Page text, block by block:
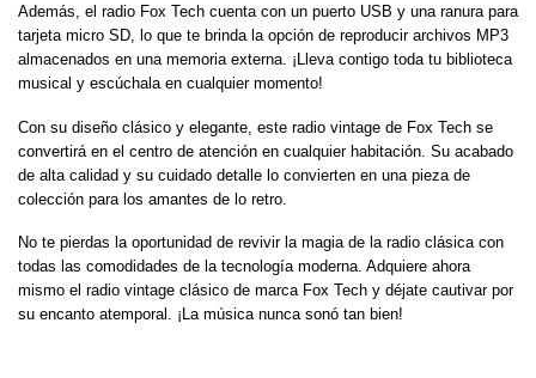
Además, el radio Fox Tech cuenta con un puerto USB y una ranura para
tarjeta micro SD, lo que te brinda la opción de reproducir archivos MP3
almacenados en una memoria externa. ¡Lleva contigo toda tu biblioteca
musical y escúchala en cualquier momento!
Con su diseño clásico y elegante, este radio vintage de Fox Tech se
convertirá en el centro de atención en cualquier habitación. Su acabado
de alta calidad y su cuidado detalle lo convierten en una pieza de
colección para los amantes de lo retro.
No te pierdas la oportunidad de revivir la magia de la radio clásica con
todas las comodidades de la tecnología moderna. Adquiere ahora
mismo el radio vintage clásico de marca Fox Tech y déjate cautivar por
su encanto atemporal. ¡La música nunca sonó tan bien!